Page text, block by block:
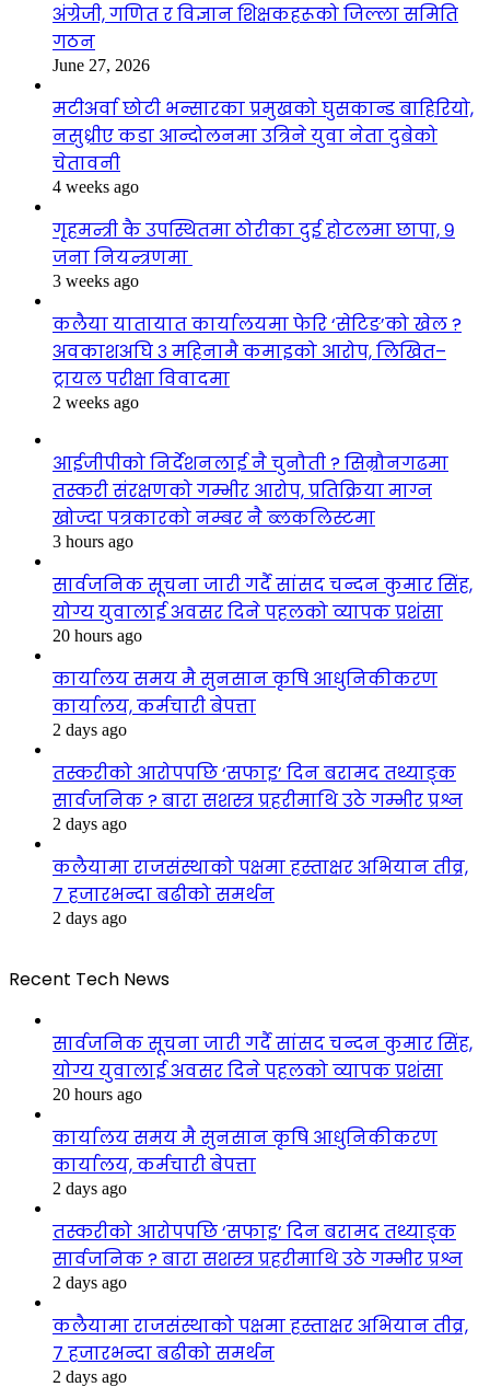
अंग्रेजी, गणित र विज्ञान शिक्षकहरूको जिल्ला समिति
गठन
June 27, 2026
मटीअर्वा छोटी भन्सारका प्रमुखको घुसकान्ड बाहिरियो,
नसुध्रीए कडा आन्दोलनमा उत्रिने युवा नेता दुबेको
चेतावनी
4 weeks ago
गृहमन्त्री कै उपस्थितमा ठोरीका दुई होटलमा छापा, ९
जना नियन्त्रणमा
3 weeks ago
कलैया यातायात कार्यालयमा फेरि ‘सेटिङ’को खेल ?
अवकाशअघि ३ महिनामै कमाइको आरोप, लिखित–
ट्रायल परीक्षा विवादमा
2 weeks ago
आईजीपीको निर्देशनलाई नै चुनौती ? सिम्रौनगढमा
तस्करी संरक्षणको गम्भीर आरोप, प्रतिक्रिया माग्न
खोज्दा पत्रकारको नम्बर नै ब्लकलिस्टमा
3 hours ago
सार्वजनिक सूचना जारी गर्दै सांसद चन्दन कुमार सिंह,
योग्य युवालाई अवसर दिने पहलको व्यापक प्रशंसा
20 hours ago
कार्यालय समय मै सुनसान कृषि आधुनिकीकरण
कार्यालय, कर्मचारी बेपत्ता
2 days ago
तस्करीको आरोपपछि ‘सफाइ’ दिन बरामद तथ्याङ्क
सार्वजनिक ? बारा सशस्त्र प्रहरीमाथि उठे गम्भीर प्रश्न
2 days ago
कलैयामा राजसंस्थाको पक्षमा हस्ताक्षर अभियान तीव्र,
७ हजारभन्दा बढीको समर्थन
2 days ago
Recent Tech News
सार्वजनिक सूचना जारी गर्दै सांसद चन्दन कुमार सिंह,
योग्य युवालाई अवसर दिने पहलको व्यापक प्रशंसा
20 hours ago
कार्यालय समय मै सुनसान कृषि आधुनिकीकरण
कार्यालय, कर्मचारी बेपत्ता
2 days ago
तस्करीको आरोपपछि ‘सफाइ’ दिन बरामद तथ्याङ्क
सार्वजनिक ? बारा सशस्त्र प्रहरीमाथि उठे गम्भीर प्रश्न
2 days ago
कलैयामा राजसंस्थाको पक्षमा हस्ताक्षर अभियान तीव्र,
७ हजारभन्दा बढीको समर्थन
2 days ago